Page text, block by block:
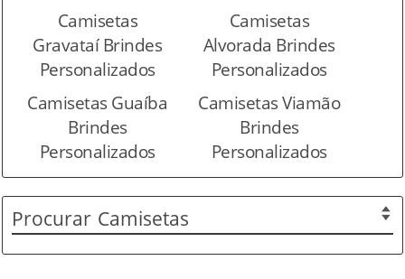
Camisetas
Gravataí Brindes
Personalizados
Camisetas
Alvorada Brindes
Personalizados
Camisetas Guaíba
Brindes
Personalizados
Camisetas Viamão
Brindes
Personalizados
Procurar Camisetas